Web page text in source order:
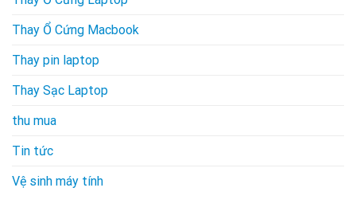
Thay Ổ Cứng Macbook
Thay pin laptop
Thay Sạc Laptop
thu mua
Tin tức
Vệ sinh máy tính